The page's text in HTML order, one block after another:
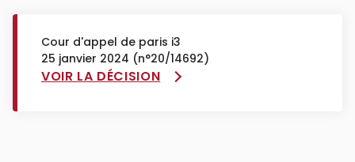
Cour d'appel de paris i3
25 janvier 2024 (n°20/14692)
VOIR LA DÉCISION